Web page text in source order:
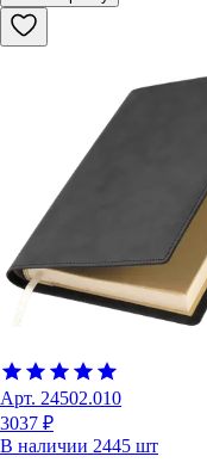
Арт. 24502.010
3037 ₽
В наличии 2445 шт